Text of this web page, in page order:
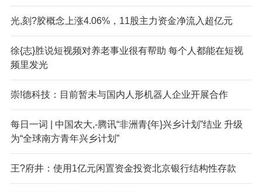
光,刻?胶概念上涨4.06%，11股主力资金净流入超亿元
徐{志}胜说短视频对养老事业很有帮助 每个人都能在短视
频里发光
崇!德科技：目前暂未与国内人形机器人企业开展合作
每日一词 | 中国农大,-腾讯“非洲青{年}兴乡计划”结业 升级
为“全球南方青年兴乡计划”
王?府井：使用1亿元闲置资金投资北京银行结构性存款